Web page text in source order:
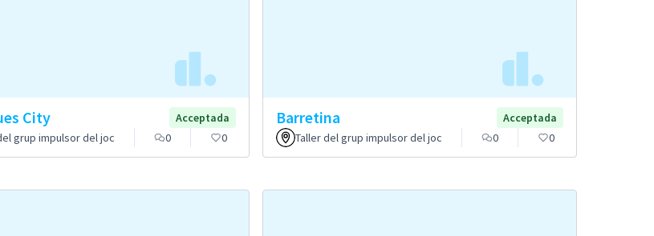
City
Acceptada
grup impulsor del joc
0 0
Barretina
Acceptada
Taller del grup impulsor del joc
0 0